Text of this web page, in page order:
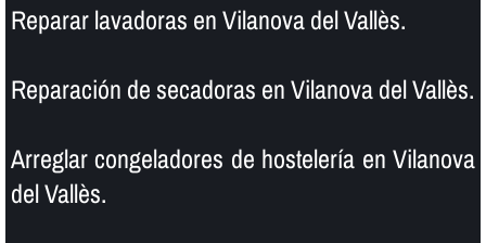
Reparar lavadoras en Vilanova del Vallès.
Reparación de secadoras en Vilanova del Vallès.
Arreglar congeladores de hostelerí­a en Vilanova
del Vallès.